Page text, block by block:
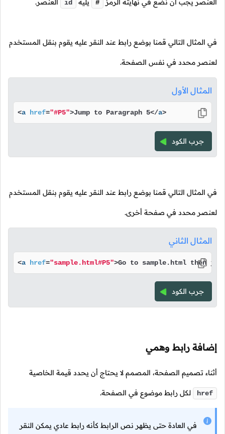
العنصر يجب أن نضع في نهايته الرمز # يليه id العنصر.
في المثال التالي قمنا بوضع رابط عند النقر عليه يقوم بنقل المستخدم
لعنصر محدد في نفس الصفحة.
المثال الأول
<a href="#P5">Jump to Paragraph 5</a>
جرب الكود
في المثال التالي قمنا بوضع رابط عند النقر عليه يقوم بنقل المستخدم
لعنصر محدد في صفحة أخرى.
المثال الثاني
<a href="sample.html#P5">Go to sample.html then
جرب الكود
إضافة رابط وهمي
أثناء تصميم الصفحة، المصمم لا يحتاج أن يحدد قيمة الخاصية
href لكل رابط موضوع في الصفحة.
في العادة حتى يظهر نص الرابط كأنه رابط عادي يمكن النقر